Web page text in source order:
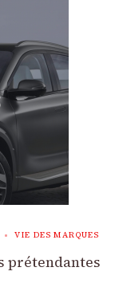
VIE DES MARQUES
prétendantes